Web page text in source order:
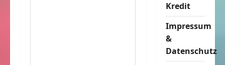
Kredit
Impressum
&
Datenschutz